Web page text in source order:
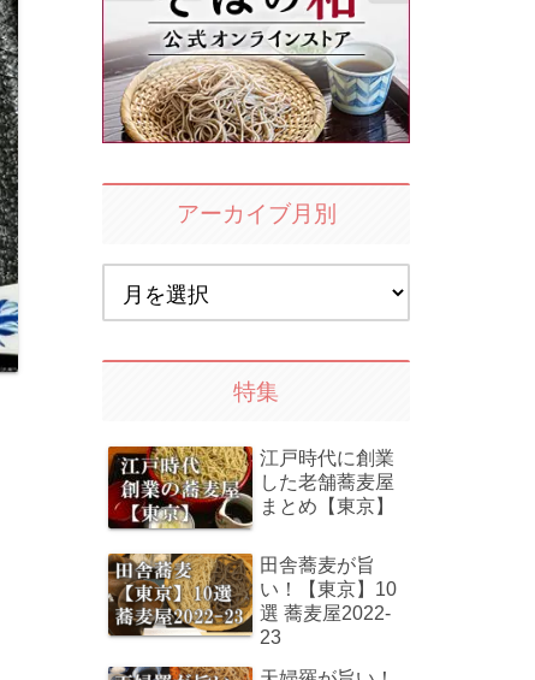
アーカイブ月別
特集
江戸時代に創業
した老舗蕎麦屋
まとめ【東京】
田舎蕎麦が旨
い！【東京】10
選 蕎麦屋2022-
23